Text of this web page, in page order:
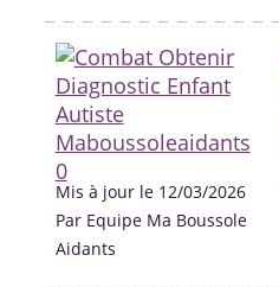
Mis à jour le 12/03/2026
Par Equipe Ma Boussole
Aidants